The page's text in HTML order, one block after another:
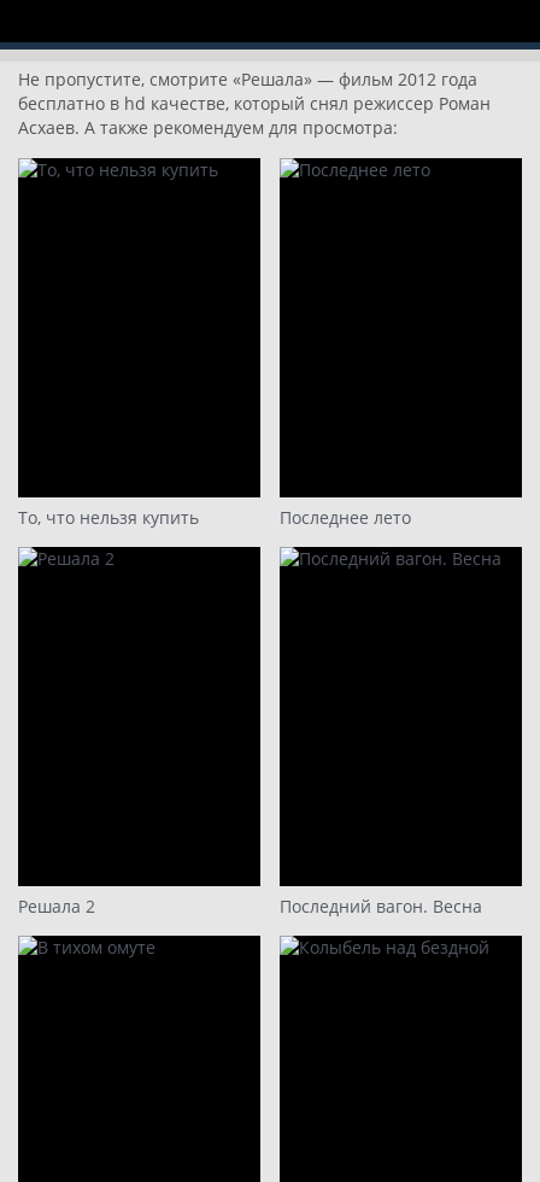
Не пропустите, смотрите «Решала» — фильм 2012 года
бесплатно в hd качестве, который снял режиссер Роман
Асхаев. А также рекомендуем для просмотра:
То, что нельзя купить Последнее лето
Решала 2 Последний вагон. Весна